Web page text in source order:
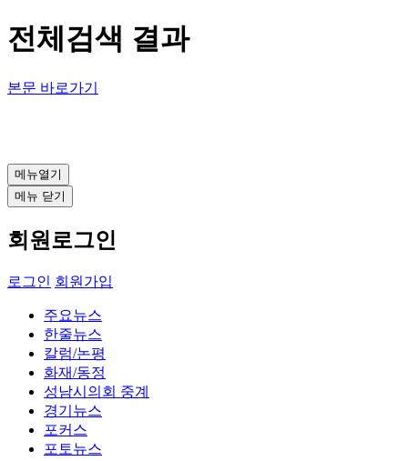
전체검색 결과
본문 바로가기
메뉴열기
메뉴 닫기
회원로그인
로그인 회원가입
주요뉴스
한줄뉴스
칼럼/논평
화재/동정
성남시의회 중계
경기뉴스
포커스
포토뉴스